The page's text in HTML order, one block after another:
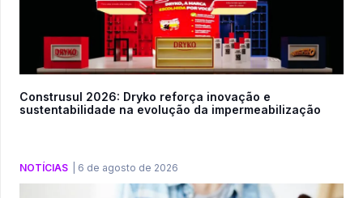
Construsul 2026: Dryko reforça inovação e
sustentabilidade na evolução da impermeabilização
NOTÍCIAS 6 de agosto de 2026